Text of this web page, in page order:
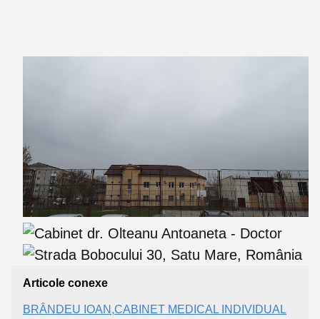
Articole conexe
BRÂNDEU IOAN,CABINET MEDICAL INDIVIDUAL